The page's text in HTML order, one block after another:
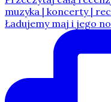
Ładujemy maj i jego